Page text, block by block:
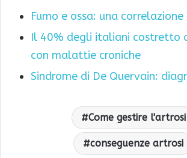
Fumo e ossa: una
Il 40% degli italiani costretto
con malattie croniche
Sindrome di De Quervain:
Come gestire l'artrosi
conseguenze artrosi